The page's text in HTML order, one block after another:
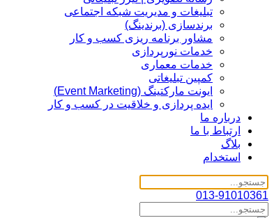
تبلیغات و مدیریت شبکه اجتماعی
برندسازی (برندینگ)‌
مشاور برنامه ریزی کسب و کار
خدمات نورپردازی
خدمات معماری
کمپین تبلیغاتی
ایونت مارکتینگ (Event Marketing)
ایده پردازی و خلاقیت در کسب و کار
درباره ما
ارتباط با ما
بلاگ
استخدام
013-91010361